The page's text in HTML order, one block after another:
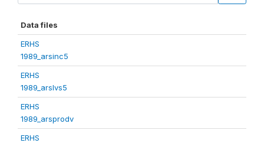
Data files
ERHS
1989_arsinc5
ERHS
1989_arslvs5
ERHS
1989_arsprodv
ERHS